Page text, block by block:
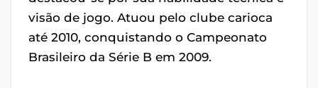
visão de jogo. Atuou pelo clube carioca
até 2010, conquistando o Campeonato
Brasileiro da Série B em 2009.